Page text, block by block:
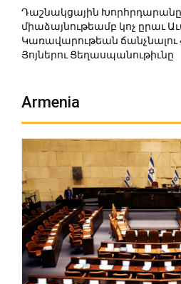
Դաշնակցային
միաձայնութեամբ կոչ ըրաւ
Կառավարութեան ճանչնալու
Յոյներու Ցեղասպանութիւնը
Armenia